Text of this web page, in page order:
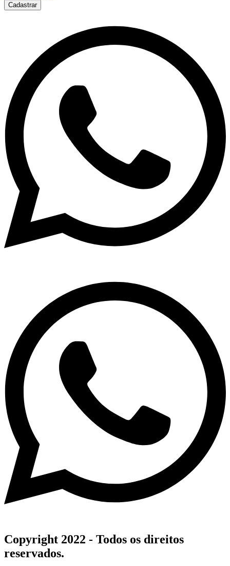
Cadastrar
Copyright 2022 - Todos os direitos
reservados.